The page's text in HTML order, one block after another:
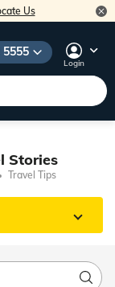
Us
5555
Login
Stories
Travel Tips